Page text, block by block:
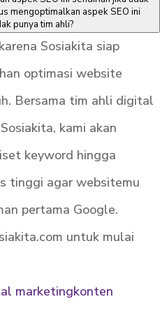
mengoptimalkan aspek SEO ini
punya tim ahli?
Sosiakita siap
optimasi website
Bersama tim ahli digital
kami akan
keyword hingga
tinggi agar websitemu
pertama Google.
untuk mulai
marketingkonten